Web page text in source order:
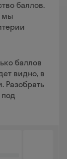
баллов.
мы
баллов
видно, в
Разобрать